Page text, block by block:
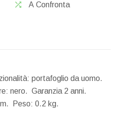
A Confronta
portafoglio da uomo.
nero. Garanzia 2 anni.
Peso: 0.2 kg.